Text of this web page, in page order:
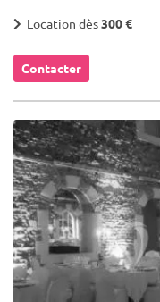
Location dès300 €
Contacter